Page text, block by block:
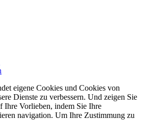
eigene Cookies und Cookies von
Dienste zu verbessern. Und zeigen Sie
Ihre Vorlieben, indem Sie Ihre
navigation. Um Ihre Zustimmung zu